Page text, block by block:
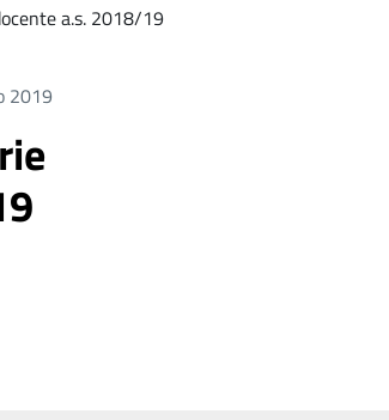
a.s. 2018/19
2019